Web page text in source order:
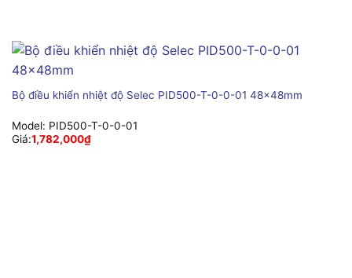
Bộ điều khiển nhiệt độ Selec PID500-T-0-0-01 48x48mm
Model: PID500-T-0-0-01
Giá:1,782,000₫